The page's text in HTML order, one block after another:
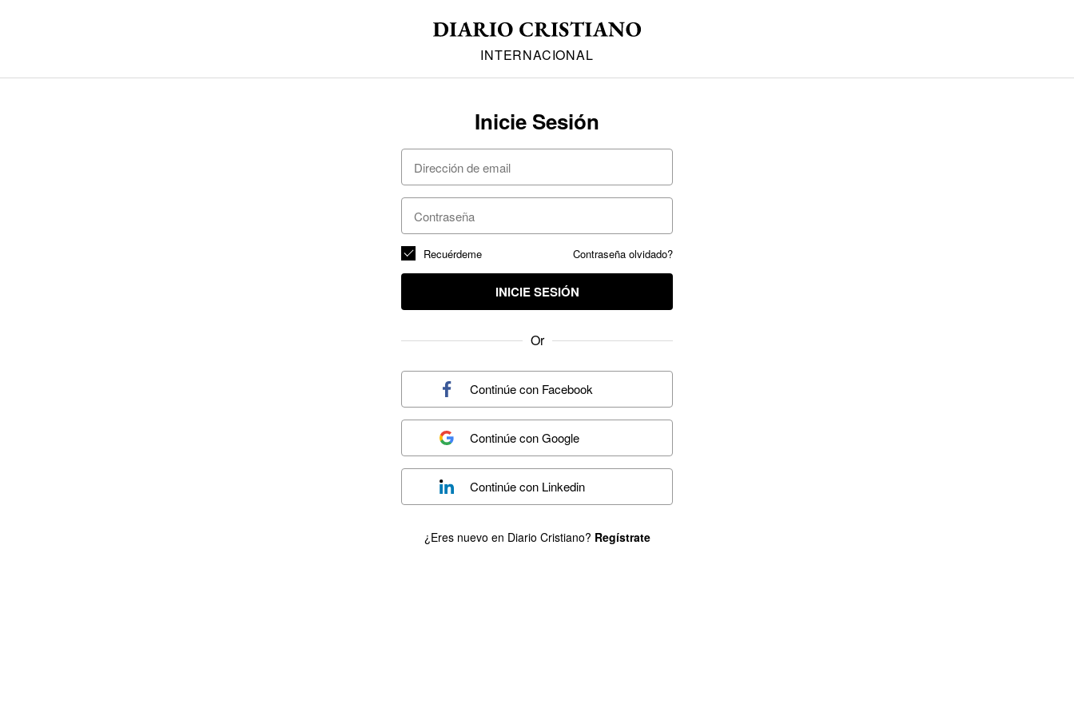
INTERNACIONAL
Inicie Sesión
Contraseña olvidado?
Recuérdeme
INICIE SESIÓN
Or
Continúe con Facebook
Continúe conGoogle
Continúe con Linkedin
¿Eres nuevo en Diario Cristiano? Regístrate